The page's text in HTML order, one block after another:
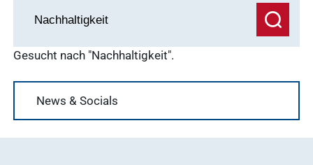
Gesucht nach "Nachhaltigkeit".
News & Socials
Übersicht
Allgemein
News & Socials